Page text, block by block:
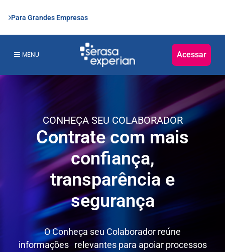
Para Grandes Empresas
MENU Acessar
CONHEÇA SEU COLABORADOR
Contrate com mais
confiança,
transparência e
segurança
O Conheça seu Colaborador reúne
informações relevantes para apoiar processos